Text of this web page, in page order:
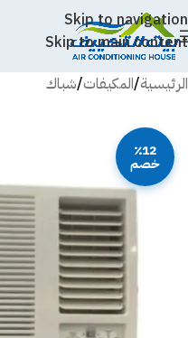
Skip to navigation
Skip to main content
الرئيسية/المكيفات/شباك
٪12
خصم